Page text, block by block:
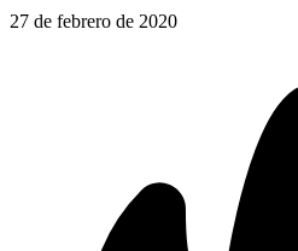
27 de febrero de 2020